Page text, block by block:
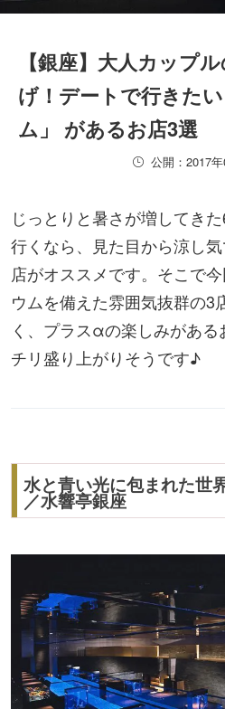
【銀座】大人カップ
げ！デートで行きた
ム」 があるお店3選
公開：2017
じっとりと暑さが増してき
行くなら、見た目から涼し
店がオススメです。そこで
ウムを備えた雰囲気抜群の3
く、プラスαの楽しみがあ
チリ盛り上がりそうです♪
水と青い光に包まれた世
／水響亭銀座